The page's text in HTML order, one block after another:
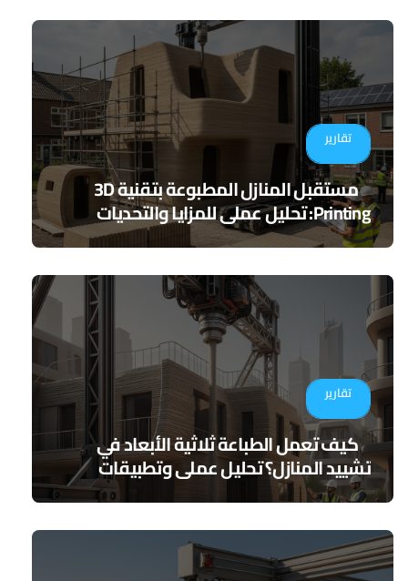
تقارير
مستقبل المنازل المطبوعة بتقنية 3D
Printing: تحليل عملي للمزايا والتحديات
تقارير
كيف تعمل الطباعة ثلاثية الأبعاد في
تشييد المنازل؟ تحليل عملي وتطبيقات
مستقبلية